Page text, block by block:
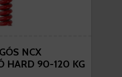
NCX
HARD 90-120 KG